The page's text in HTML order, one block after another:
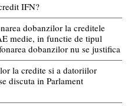
IFN?
dobanzilor la creditele
medie, in functie de tipul
dobanzilor nu se justifica
la credite si a datoriilor
discuta in Parlament